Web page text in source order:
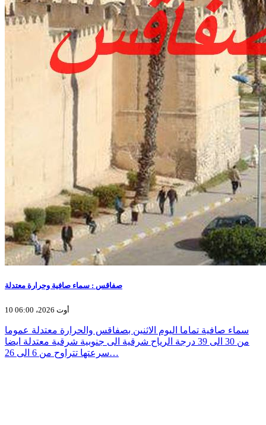
صفاقس : سماء صافية وحرارة معتدلة
10 أوت 2026، 06:00
سماء صافية تماما اليوم الاثنين بصفاقس والحرارة معتدلة عموما
من 30 الى 39 درجة الرياح شرقية الى جنوبية شرقية معتدلة ايضا
سرعتها تتراوح من 6 الى 26…